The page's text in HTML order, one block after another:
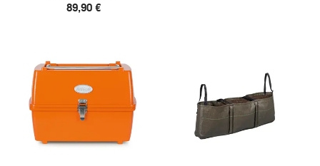
89,90 €